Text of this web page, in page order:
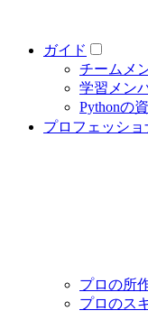
ガイド
チームメ
学習メン
Pythonの
プロフェッシ
プロの所
プロのス